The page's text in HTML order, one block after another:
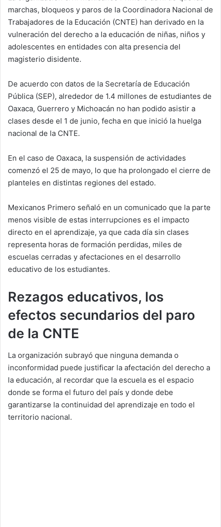
marchas, bloqueos y paros de la Coordinadora Nacional de
Trabajadores de la Educación (CNTE) han derivado en la
vulneración del derecho a la educación de niñas, niños y
adolescentes en entidades con alta presencia del
magisterio disidente.
De acuerdo con datos de la Secretaría de Educación
Pública (SEP), alrededor de 1.4 millones de estudiantes de
Oaxaca, Guerrero y Michoacán no han podido asistir a
clases desde el 1 de junio, fecha en que inició la huelga
nacional de la CNTE.
En el caso de Oaxaca, la suspensión de actividades
comenzó el 25 de mayo, lo que ha prolongado el cierre de
planteles en distintas regiones del estado.
Mexicanos Primero señaló en un comunicado que la parte
menos visible de estas interrupciones es el impacto
directo en el aprendizaje, ya que cada día sin clases
representa horas de formación perdidas, miles de
escuelas cerradas y afectaciones en el desarrollo
educativo de los estudiantes.
Rezagos educativos, los
efectos secundarios del paro
de la CNTE
La organización subrayó que ninguna demanda o
inconformidad puede justificar la afectación del derecho a
la educación, al recordar que la escuela es el espacio
donde se forma el futuro del país y donde debe
garantizarse la continuidad del aprendizaje en todo el
territorio nacional.